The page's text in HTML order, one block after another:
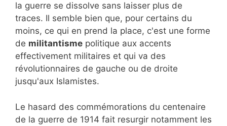
la guerre se dissolve sans laisser plus de
traces. Il semble bien que, pour certains du
moins, ce qui en prend la place, c'est une forme
de militantisme politique aux accents
effectivement militaires et qui va des
révolutionnaires de gauche ou de droite
jusqu'aux Islamistes.
Le hasard des commémorations du centenaire
de la guerre de 1914 fait resurgir notamment les